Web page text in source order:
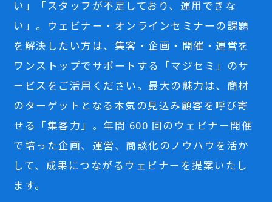
い」「スタッフが不足しており、運用できな
い」。ウェビナー・オンラインセミナーの課題
を解決したい方は、集客・企画・開催・運営を
ワンストップでサポートする「マジセミ」のサ
ービスをご活用ください。最大の魅力は、商材
のターゲットとなる本気の見込み顧客を呼び寄
せる「集客力」。年間 600 回のウェビナー開催
で培った企画、運営、商談化のノウハウを活か
して、成果につながるウェビナーを提案いたし
ます。